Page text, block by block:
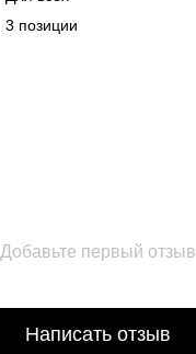
3 позиции
Добавьте первый отзыв
Написать отзыв